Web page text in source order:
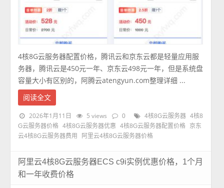
4核8G云服务器配置价格，腾讯云和京东云都是轻量应用服
务器，腾讯云是450元一年、京东云498元一年，但是系统盘
容量大小有区别的，阿腾云atengyun.com整理详细 ...
阅读全文
2026年1月11日 5 views 0 4核8G云服务器
4核8
G云服务器价格 4核8G云服务器优惠 4核8G云服务器配置价格
京东
云4核8G云服务器费用
阿里云4核8G云服务器价格
阿里云4核8G云服务器ECS c9i实例优惠价格，1个月
和一年收费价格